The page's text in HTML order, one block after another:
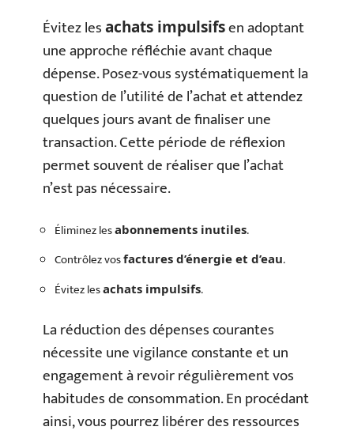
Évitez lesachats impulsifsen adoptant
une approche réfléchie avant chaque
dépense. Posez-vous systématiquement la
question de l’utilité de l’achat et attendez
quelques jours avant de finaliser une
transaction. Cette période de réflexion
permet souvent de réaliser que l’achat
n’est pas nécessaire.
Éliminez lesabonnements inutiles.
Contrôlez vosfactures d’énergie et d’eau.
Évitez lesachats impulsifs.
La réduction des dépenses courantes
nécessite une vigilance constante et un
engagement à revoir régulièrement vos
habitudes de consommation. En procédant
ainsi, vous pourrez libérer des ressources